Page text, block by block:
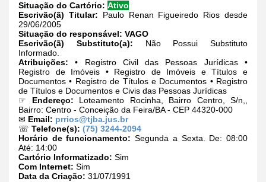
Situação do Cartório: Ativo
Escrivão(ã) Titular: Paulo Renan Figueiredo Rios desde
29/06/2005
Situação do responsável: VAGO
Escrivão(ã) Substituto(a): Não Possui Substituto
Informado.
Atribuições: • Registro Civil das Pessoas Jurídicas •
Registro de Imóveis • Registro de Imóveis e Títulos e
Documentos • Registro de Títulos e Documentos • Registro
de Títulos e Documentos e Civis das Pessoas Jurídicas
☞ Endereço: Loteamento Rocinha, Bairro Centro, S/n,,
Bairro: Centro - Conceição da Feira/BA - CEP 44320-000
✉ Email: prrios@tjba.jus.br
☏ Telefone(s): (75) 3244-2094
Horário de funcionamento: Segunda a Sexta. De: 08:00
Até: 14:00
Cartório Informatizado: Sim
Com Internet: Sim
Data da Criação: 31/07/1991